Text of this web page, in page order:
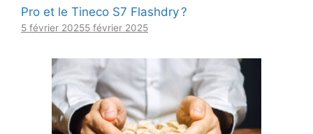
Pro et le Tineco S7 Flashdry ?
5 février 20255 février 2025